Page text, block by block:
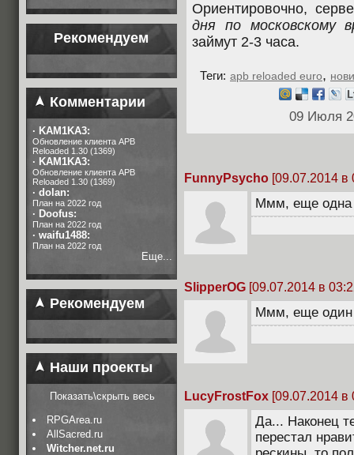
Рекомендуем
Комментарии
· KAM1KA3:
Обновление клиента APB
Reloaded 1.30 (1369)
· KAM1KA3:
Обновление клиента APB
Reloaded 1.30 (1369)
· dolan:
План на 2022 год
· Doofus:
План на 2022 год
· waifu1488:
План на 2022 год
Еще...
Рекомендуем
Наши проекты
Показать\скрыть весь
RPGArea.ru
AllSacred.ru
Witcher.net.ru
Ориентировочно,
дня по московскому
займут 2-3 часа.
Теги: apb reloaded euro,
09 Июля
FunnyPsycho [09.07.2014 в
Ммм, еще одна
SlipperOG [09.07.2014 в
Ммм, еще один
LucyFrostFox [09.07.2014 в
Да... Наконец
перестал